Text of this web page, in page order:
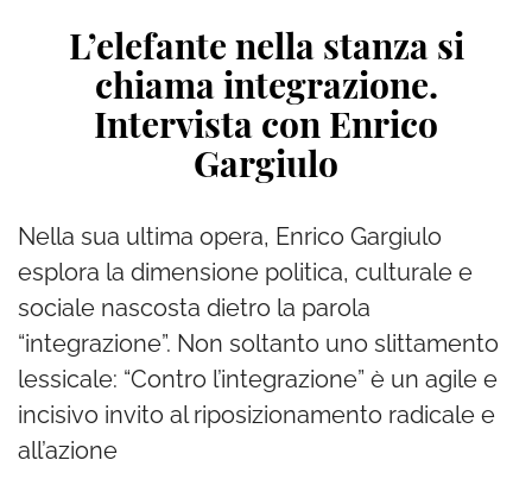
L’elefante nella stanza si
chiama integrazione.
Intervista con Enrico
Gargiulo
Nella sua ultima opera, Enrico Gargiulo
esplora la dimensione politica, culturale e
sociale nascosta dietro la parola
“integrazione”. Non soltanto uno slittamento
lessicale: “Contro l’integrazione” è un agile e
incisivo invito al riposizionamento radicale e
all’azione